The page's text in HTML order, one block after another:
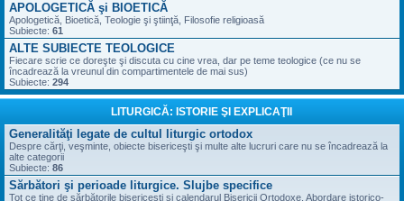
APOLOGETICĂ şi BIOETICĂ
Apologetică, Bioetică, Teologie şi ştiinţă, Filosofie religioasă
Subiecte: 61
ALTE SUBIECTE TEOLOGICE
Fiecare scrie ce doreşte şi discuta cu cine vrea, dar pe teme teologice (ce nu se
încadrează la vreunul din compartimentele de mai sus)
Subiecte: 294
LITURGICĂ: ISTORIE ŞI EXPLICAŢII
Generalităţi legate de cultul liturgic ortodox
Despre cărţi, veşminte, obiecte bisericeşti şi multe alte lucruri care nu se încadrează la
alte categorii
Subiecte: 86
Sărbători şi perioade liturgice. Slujbe specifice
Tot ce ţine de sărbătorile bisericeşti şi calendarul Bisericii Ortodoxe. Abordare istorico-